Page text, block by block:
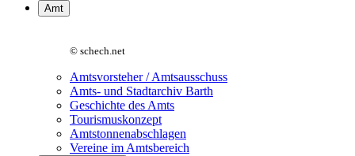
Amt
© schech.net
Amtsvorsteher / Amtsausschuss
Amts- und Stadtarchiv Barth
Geschichte des Amts
Tourismuskonzept
Amtstonnenabschlagen
Vereine im Amtsbereich